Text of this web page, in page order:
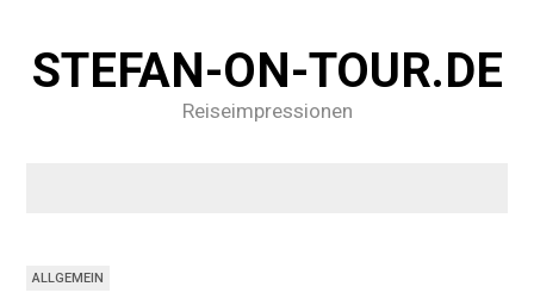
STEFAN-ON-TOUR.DE
Reiseimpressionen
ALLGEMEIN